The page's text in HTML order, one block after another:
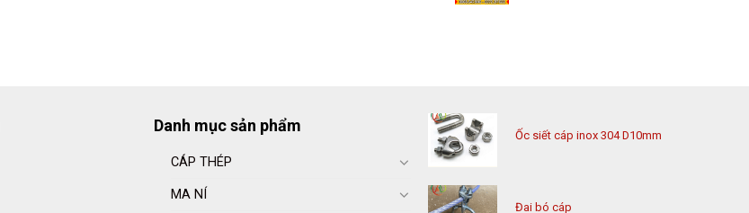
Danh mục sản phẩm
CÁP THÉP
MA NÍ
Ốc siết cáp inox 304 D10mm
Đai bó cáp